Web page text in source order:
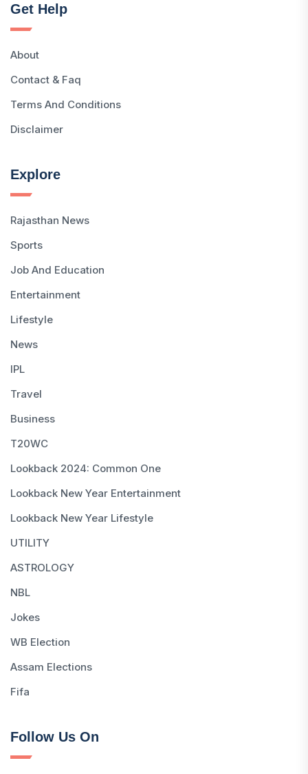
Get Help
About
Contact & Faq
Terms And Conditions
Disclaimer
Explore
Rajasthan News
Sports
Job And Education
Entertainment
Lifestyle
News
IPL
Travel
Business
T20WC
Lookback 2024: Common One
Lookback New Year Entertainment
Lookback New Year Lifestyle
UTILITY
ASTROLOGY
NBL
Jokes
WB Election
Assam Elections
Fifa
Follow Us On